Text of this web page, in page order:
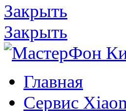
Закрыть
Закрыть
Главная
Сервис